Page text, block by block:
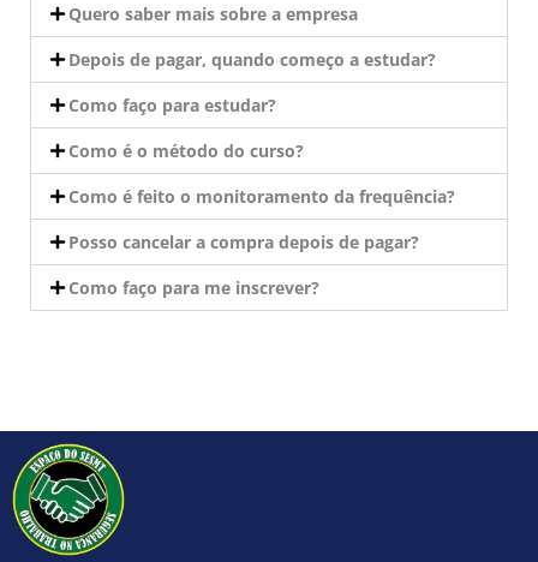
Quero saber mais sobre a empresa
Depois de pagar, quando começo a estudar?
Como faço para estudar?
Como é o método do curso?
Como é feito o monitoramento da frequência?
Posso cancelar a compra depois de pagar?
Como faço para me inscrever?